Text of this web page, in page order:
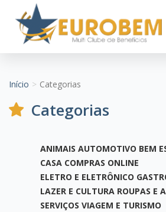
Início Categorias
Categorias
ANIMAIS AUTOMOTIVO BEM
CASA COMPRAS ONLINE
ELETRO E ELETRÔNICO
LAZER E CULTURA ROUPAS E
SERVIÇOS VIAGEM E TURISMO